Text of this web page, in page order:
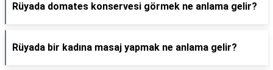
Rüyada domates konservesi görmek ne anlama gelir?
Rüyada bir kadına masaj yapmak ne anlama gelir?